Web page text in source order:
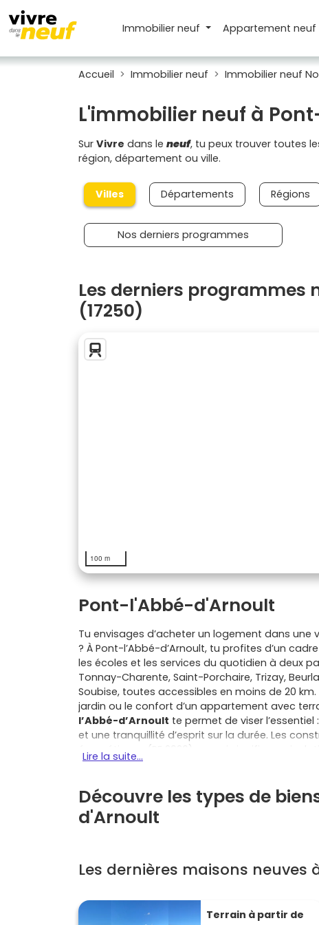
Immobilier neuf Appartement neuf
Accueil Immobilier neuf Immobilier neuf
L'immobilier neuf à
Sur Vivre dans le neuf, tu peux trouver toutes
région, département ou ville.
Villes Départements Régions
Nos derniers programmes
Les derniers
(17250)
100 m
Pont-l'Abbé-d'Arnoult
Tu envisages d’acheter un logement dans
? À Pont-l’Abbé-d’Arnoult, tu profites d’un
les écoles et les services du quotidien à deux
Tonnay-Charente, Saint-Porchaire, Trizay,
Soubise, toutes accessibles en moins de 20
jardin ou le confort d’un appartement avec
l’Abbé-d’Arnoult te permet de viser
et une tranquillité d’esprit sur la durée. Les
énergétiques (RE 2020), ce qui signifie une
économies sur tes factures
décennale) et, selon ta situation, d’aides
possible exonération temporaire de taxe
rythme grâce à des appels de fonds encadrés,
une maison neuve, tu profites d’un plan
dans un lieu où tout est pensé pour la fluidité
Lire la suite...
Découvre les types de
d'Arnoult
Les dernières maisons
Terrain à partir de